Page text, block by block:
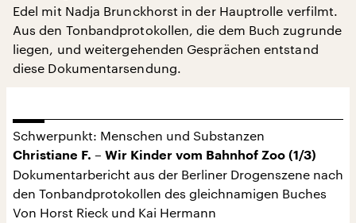
Edel mit Nadja Brunckhorst in der Hauptrolle verfilmt.
Aus den Tonbandprotokollen, die dem Buch zugrunde
liegen, und weitergehenden Gesprächen entstand
diese Dokumentarsendung.
Schwerpunkt: Menschen und Substanzen
Christiane F. – Wir Kinder vom Bahnhof Zoo (1/3)
Dokumentarbericht aus der Berliner Drogenszene nach
den Tonbandprotokollen des gleichnamigen Buches
Von Horst Rieck und Kai Hermann